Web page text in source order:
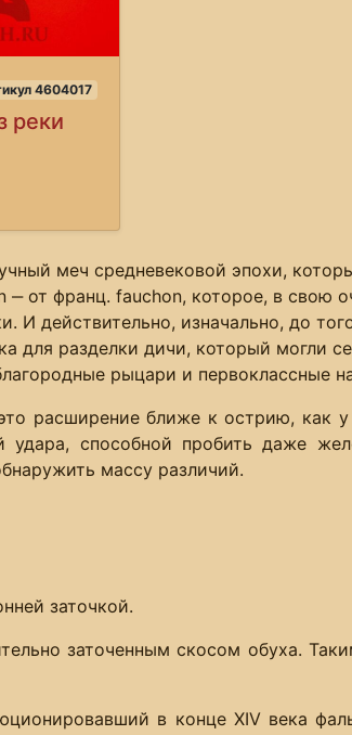
4604017
реки
меч средневековой эпохи,
‒ от франц. fauchon, которое, в свою
И действительно, изначально, до
для разделки дичи, который могли
рыцари и первоклассные
расширение ближе к острию, как
удара, способной пробить даже
массу различий.
заточкой.
заточенным скосом обуха.
в конце XIV века